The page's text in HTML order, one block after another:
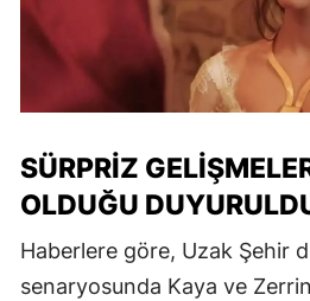
SÜRPRIZ
OLDUĞU
Haberlere göre, Uzak Şehir
senaryosunda Kaya ve